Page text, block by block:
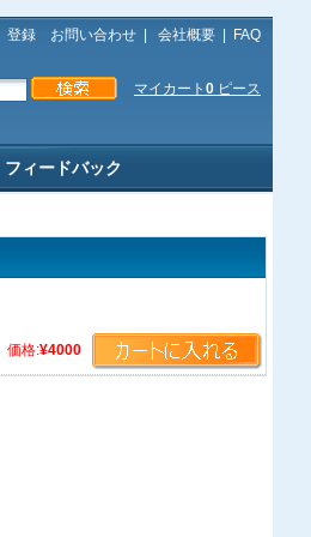
登録 お問い合わせ 会社概要 FAQ
マイカート 0 ピース
フィードバック
価格:¥4000